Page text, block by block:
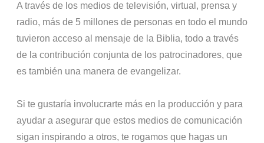
A través de los medios de televisión, virtual, prensa y
radio, más de 5 millones de personas en todo el mundo
tuvieron acceso al mensaje de la Biblia, todo a través
de la contribución conjunta de los patrocinadores, que
es también una manera de evangelizar.
Si te gustaría involucrarte más en la producción y para
ayudar a asegurar que estos medios de comunicación
sigan inspirando a otros, te rogamos que hagas un